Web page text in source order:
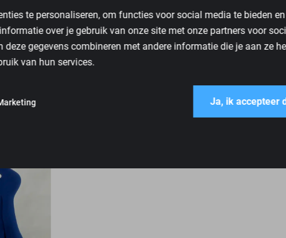
te personaliseren, om functies voor social media te bieden
over je gebruik van onze site met onze partners voor
deze gegevens combineren met andere informatie die je aan ze
van hun services.
Ja, ik accepteer
AT-FH
ATS21F/9